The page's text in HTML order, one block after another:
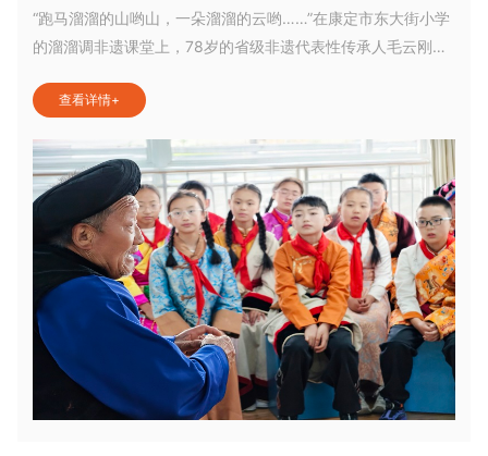
“跑马溜溜的山哟山，一朵溜溜的云哟……”在康定市东大街小学
的溜溜调非遗课堂上，78岁的省级非遗代表性传承人毛云刚爷
们围坐在一起，拆解着溜溜调的咬字与换气技巧。孩子们目不
查看详情+